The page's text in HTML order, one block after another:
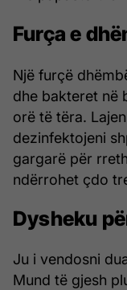
Furça e
Një furçë
dhe bakteret në
orë të tëra.
dezinfektojeni
gargarë për
ndërrohet çdo
Dysheku
Ju i vendosni
Mund të gjesh